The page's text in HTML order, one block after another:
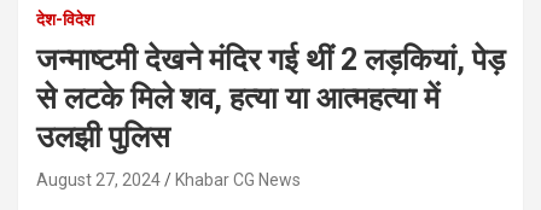
देश-विदेश
जन्माष्टमी देखने मंदिर गई थीं 2 लड़कियां, पेड़
से लटके मिले शव, हत्या या आत्महत्या में
उलझी पुलिस
August 27, 2024 Khabar CG News